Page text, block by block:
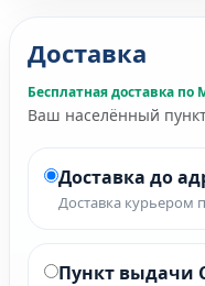
Доставка
Бесплатная доставка по
Ваш населённый
Доставка до
Доставка курьером
Пункт выдачи